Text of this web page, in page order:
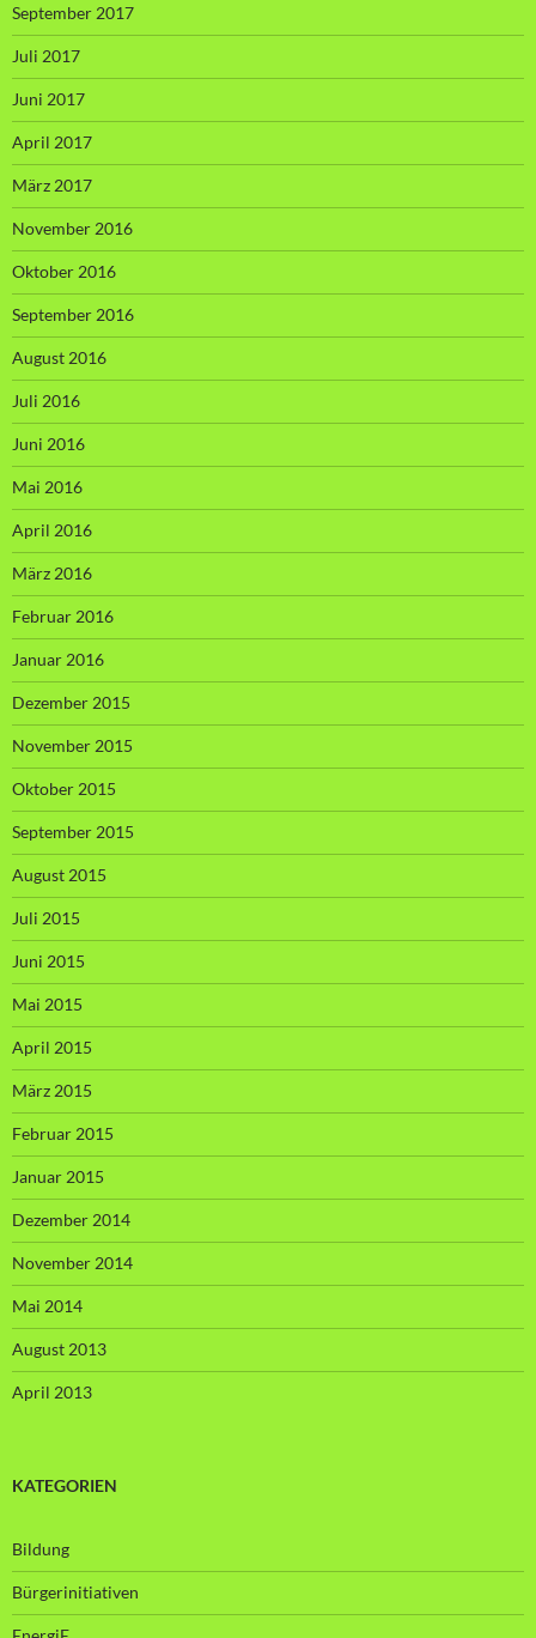
September 2017
Juli 2017
Juni 2017
April 2017
März 2017
November 2016
Oktober 2016
September 2016
August 2016
Juli 2016
Juni 2016
Mai 2016
April 2016
März 2016
Februar 2016
Januar 2016
Dezember 2015
November 2015
Oktober 2015
September 2015
August 2015
Juli 2015
Juni 2015
Mai 2015
April 2015
März 2015
Februar 2015
Januar 2015
Dezember 2014
November 2014
Mai 2014
August 2013
April 2013
KATEGORIEN
Bildung
Bürgerinitiativen